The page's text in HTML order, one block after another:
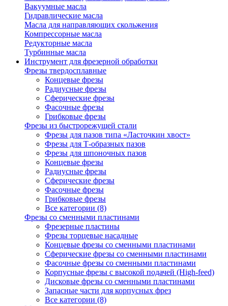
Вакуумные масла
Гидравлические масла
Масла для направляющих скольжения
Компрессорные масла
Редукторные масла
Турбинные масла
Инструмент для фрезерной обработки
Фрезы твердосплавные
Концевые фрезы
Радиусные фрезы
Сферические фрезы
Фасочные фрезы
Грибковые фрезы
Фрезы из быстрорежущей стали
Фрезы для пазов типа «Ласточкин хвост»
Фрезы для Т-образных пазов
Фрезы для шпоночных пазов
Концевые фрезы
Радиусные фрезы
Сферические фрезы
Фасочные фрезы
Грибковые фрезы
Все категории (8)
Фрезы со сменными пластинами
Фрезерные пластины
Фрезы торцевые насадные
Концевые фрезы со сменными пластинами
Сферические фрезы со сменными пластинами
Фасочные фрезы со сменными пластинами
Корпусные фрезы с высокой подачей (High-feed)
Дисковые фрезы со сменными пластинами
Запасные части для корпусных фрез
Все категории (8)